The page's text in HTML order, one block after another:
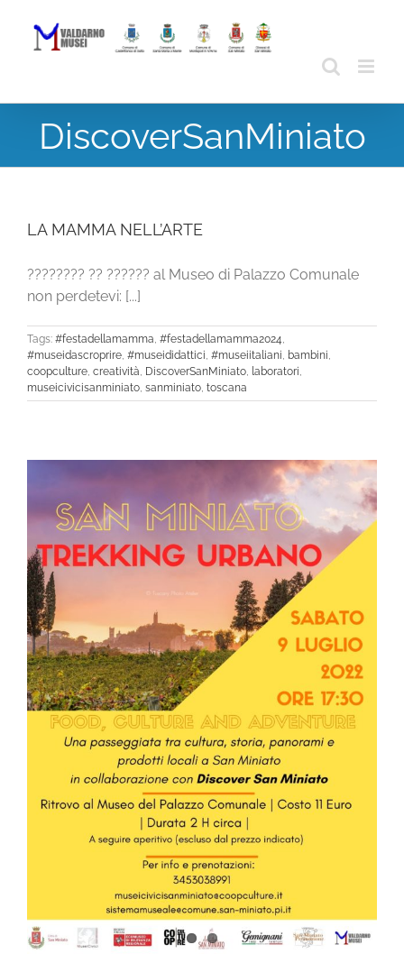
content
DiscoverSanMiniato
LA MAMMA NELL’ARTE
???????? ?? ?????? al Museo di Palazzo Comunale
non perdetevi: [...]
Tags: #festadellamamma, #festadellamamma2024,
#museidascroprire, #museididattici, #museiitaliani, bambini,
coopculture, creatività, DiscoverSanMiniato, laboratori,
museicivicisanminiato, sanminiato, toscana